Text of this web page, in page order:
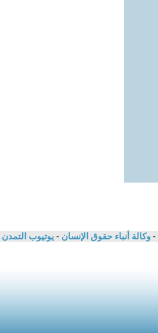
- وكالة أنباء حقوق الإنسان - يوتيوب التمدن